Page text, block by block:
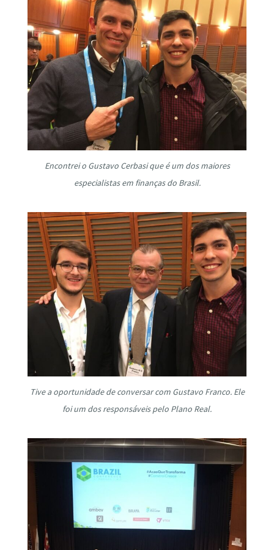
Encontrei o Gustavo Cerbasi que é um dos maiores
especialistas em finanças do Brasil.
Tive a oportunidade de conversar com Gustavo Franco. Ele
foi um dos responsáveis pelo Plano Real.